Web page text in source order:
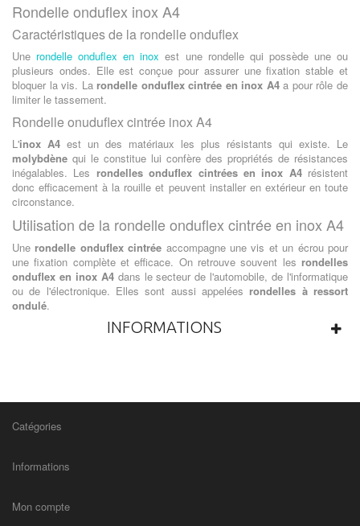
Rondelle onduflex inox A4
Caractéristiques de la rondelle onduflex
Une rondelle onduflex en inox est une rondelle qui possède une ou
plusieurs ondes. Elle est conçue pour assurer une fixation stable et
bloquer la vis. La rondelle onduflex cintrée en inox A4a pour rôle de
limiter le tassement.
Rondelle onuduflex cintrée inox A4
L'inox A4 est un des matériaux les plus résistants qui existe. Le
molybdène qui le constitue lui confère des propriétés de résistances
inégalables. Les rondelles onduflex cintrées en inox A4résistent
donc efficacement à la rouille et peuvent installer en extérieur en toute
circonstance.
Utilisation de la rondelle onduflex cintrée en inox A4
Une rondelle onduflex cintrée accompagne une vis et un écrou pour
une fixation complète et efficace. On retrouve souvent les rondelles
onduflex en inox A4dans le secteur de l'automobile, de l'informatique
ou de l'électronique. Elles sont aussi appelées rondelles à ressort
ondulé.
INFORMATIONS
Catégories
Informations
Mon compte